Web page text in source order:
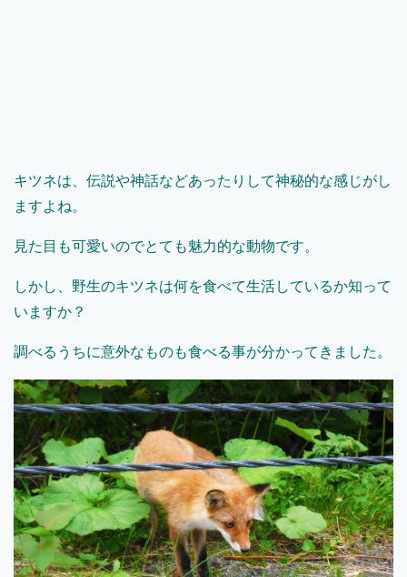
キツネは、伝説や神話などあったりして神秘的な感じがし
ますよね。
見た目も可愛いのでとても魅力的な動物です。
しかし、野生のキツネは何を食べて生活しているか知って
いますか？
調べるうちに意外なものも食べる事が分かってきました。